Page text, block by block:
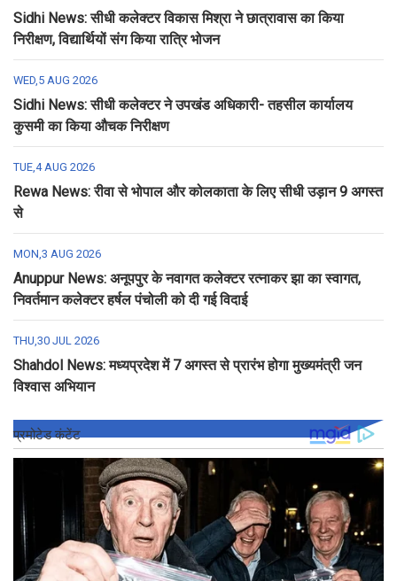
Sidhi News: सीधी कलेक्टर विकास मिश्रा ने छात्रावास का किया
निरीक्षण, विद्यार्थियों संग किया रात्रि भोजन
WED,5 AUG 2026
Sidhi News: सीधी कलेक्टर ने उपखंड अधिकारी- तहसील कार्यालय
कुसमी का किया औचक निरीक्षण
TUE,4 AUG 2026
Rewa News: रीवा से भोपाल और कोलकाता के लिए सीधी उड़ान 9 अगस्त
से
MON,3 AUG 2026
Anuppur News: अनूपपुर के नवागत कलेक्टर रत्नाकर झा का स्वागत,
निवर्तमान कलेक्टर हर्षल पंचोली को दी गई विदाई
THU,30 JUL 2026
Shahdol News: मध्यप्रदेश में 7 अगस्त से प्रारंभ होगा मुख्यमंत्री जन
विश्वास अभियान